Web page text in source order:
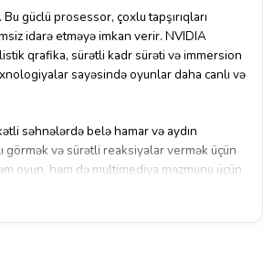
güclü prosessor, çoxlu tapşırıqları
idarə etməyə imkan verir. NVIDIA
qrafika, sürətli kadr sürəti və immersion
sayəsində oyunlar daha canlı və
səhnələrdə belə hamar və aydın
və sürətli reaksiyalar vermək üçün
oyun, həm də multimediya məzmunu üçün